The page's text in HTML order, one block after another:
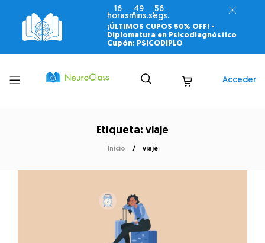
16
horas
49
mins.
56
segs.
¡ÚLTIMOS CUPOS 50% OFF! -
Diplomatura en Psicodiagnóstico
Cupón: PSICODIPLO
Toggle
menu
Acceder
Etiqueta: viaje
Inicio viaje